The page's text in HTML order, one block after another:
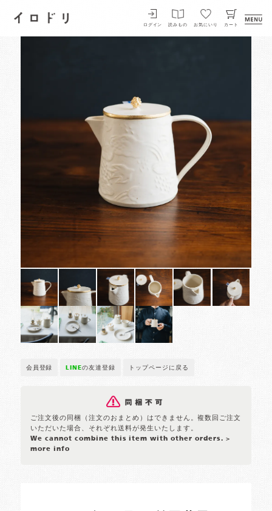
イロドリ
ログイン 読みもの お気にいり カート
会員登録 LINEの友達登録 トップページに戻る
ご注文後の同梱（注文のおまとめ）はできません。複数回ご注文
いただいた場合、それぞれ送料が発生いたします。
We cannot combine this item with other orders. >
more info